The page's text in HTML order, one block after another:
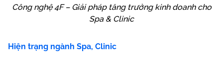
Công nghệ 4F – Giải pháp tăng trưởng kinh doanh cho
Spa & Clinic
Hiện trạng ngành Spa, Clinic